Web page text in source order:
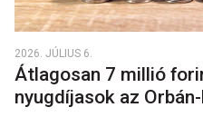
2026. JÚLIUS 6.
Átlagosan 7 millió
nyugdíjasok az